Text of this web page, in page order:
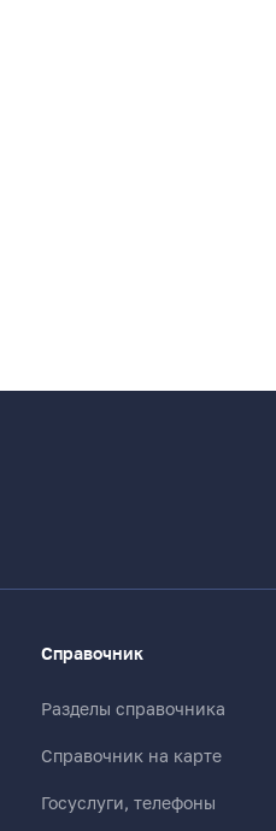
Справочник
Разделы справочника
Справочник на карте
Госуслуги, телефоны